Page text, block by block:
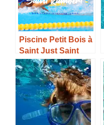
Piscine Petit Bois à
Saint Just Saint
Rambert –
Horaires, Tarifs et
Infos –